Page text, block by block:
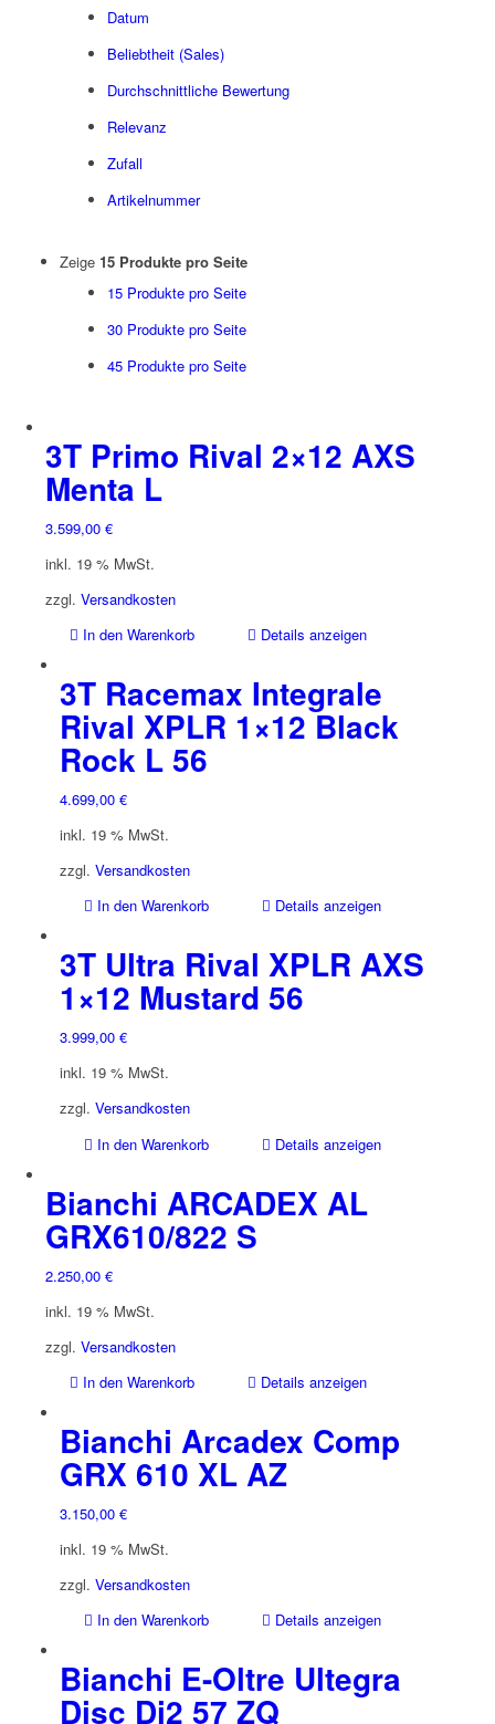
Datum
Beliebtheit (Sales)
Durchschnittliche Bewertung
Relevanz
Zufall
Artikelnummer
Zeige 15 Produkte pro Seite
15 Produkte pro Seite
30 Produkte pro Seite
45 Produkte pro Seite
3T Primo Rival 2×12 AXS
Menta L
3.599,00 €
inkl. 19 % MwSt.
zzgl. Versandkosten
In den Warenkorb
Details anzeigen
3T Racemax Integrale
Rival XPLR 1×12 Black
Rock L 56
4.699,00 €
inkl. 19 % MwSt.
zzgl. Versandkosten
In den Warenkorb
Details anzeigen
3T Ultra Rival XPLR AXS
1×12 Mustard 56
3.999,00 €
inkl. 19 % MwSt.
zzgl. Versandkosten
In den Warenkorb
Details anzeigen
Bianchi ARCADEX AL
GRX610/822 S
2.250,00 €
inkl. 19 % MwSt.
zzgl. Versandkosten
In den Warenkorb
Details anzeigen
Bianchi Arcadex Comp
GRX 610 XL AZ
3.150,00 €
inkl. 19 % MwSt.
zzgl. Versandkosten
In den Warenkorb
Details anzeigen
Bianchi E-Oltre Ultegra
Disc Di2 57 ZQ